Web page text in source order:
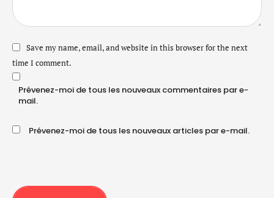
Save my name, email, and website in this browser for the next
time I comment.
Prévenez-moi de tous les nouveaux commentaires par e-
mail.
Prévenez-moi de tous les nouveaux articles par e-mail.